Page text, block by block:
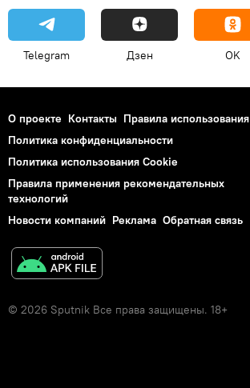
Telegram Дзен OK
О проекте Контакты Правила использования
Политика конфиденциальности
Политика использования Cookie
Правила применения рекомендательных
технологий
Новости компаний Реклама Обратная связь
© 2026 Sputnik Все права защищены. 18+